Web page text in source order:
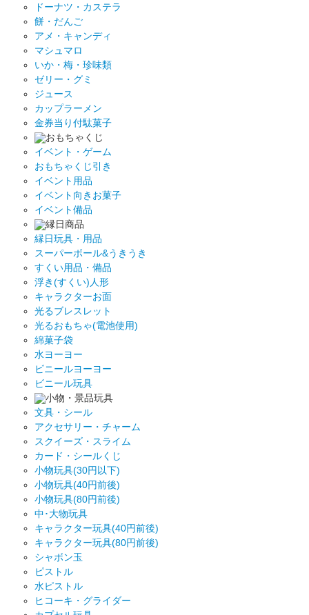
ドーナツ・カステラ
餅・だんご
アメ・キャンディ
マシュマロ
いか・梅・珍味類
ゼリー・グミ
ジュース
カップラーメン
金券当り付駄菓子
おもちゃくじ
イベント・ゲーム
おもちゃくじ引き
イベント用品
イベント向きお菓子
イベント備品
縁日商品
縁日玩具・用品
スーパーボール&うきうき
すくい用品・備品
浮き(すくい)人形
キャラクターお面
光るブレスレット
光るおもちゃ(電池使用)
綿菓子袋
水ヨーヨー
ビニールヨーヨー
ビニール玩具
小物・景品玩具
文具・シール
アクセサリー・チャーム
スクイーズ・スライム
カード・シールくじ
小物玩具(30円以下)
小物玩具(40円前後)
小物玩具(80円前後)
中･大物玩具
キャラクター玩具(40円前後)
キャラクター玩具(80円前後)
シャボン玉
ピストル
水ピストル
ヒコーキ・グライダー